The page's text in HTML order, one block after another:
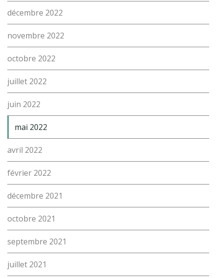
décembre 2022
novembre 2022
octobre 2022
juillet 2022
juin 2022
mai 2022
avril 2022
février 2022
décembre 2021
octobre 2021
septembre 2021
juillet 2021